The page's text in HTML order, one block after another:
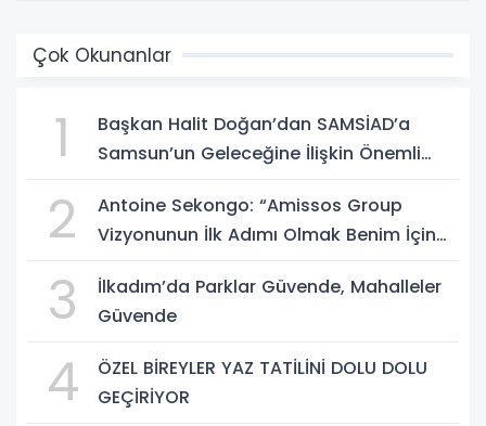
Çok Okunanlar
1
Başkan Halit Doğan’dan SAMSİAD’a
Samsun’un Geleceğine İlişkin Önemli
2
Antoine Sekongo: “Amissos Group
Vizyonunun İlk Adımı Olmak Benim İçin
3
İlkadım’da Parklar Güvende, Mahalleler
Güvende
4
ÖZEL BİREYLER YAZ TATİLİNİ DOLU DOLU
GEÇİRİYOR